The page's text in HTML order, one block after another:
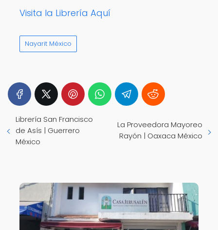
Visita la Librería Aquí
Nayarit México
Librería San Francisco
de Asís | Guerrero
México
La Proveedora Mayoreo
Rayón | Oaxaca México